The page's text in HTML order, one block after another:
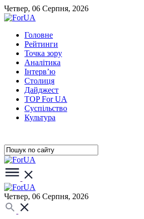
Четвер, 06 Серпня, 2026
Головне
Рейтинги
Точка зору
Аналітика
Інтерв’ю
Столиця
Дайджест
TOP For UA
Суспiльство
Культура
Четвер, 06 Серпня, 2026